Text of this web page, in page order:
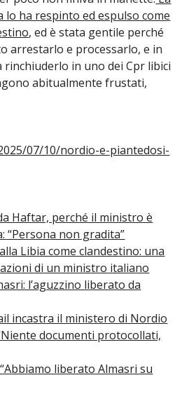
lo ha respinto ed espulso come
, ed è stata gentile perché
arrestarlo e processarlo, e in
rinchiuderlo in uno dei Cpr libici
abitualmente frustati,
07/10/nordio-e-piantedosi-
Haftar, perché il ministro è
“Persona non gradita”
Libia come clandestino: una
di un ministro italiano
l’aguzzino liberato da
incastra il ministero di Nordio
documenti protocollati,
liberato Almasri su